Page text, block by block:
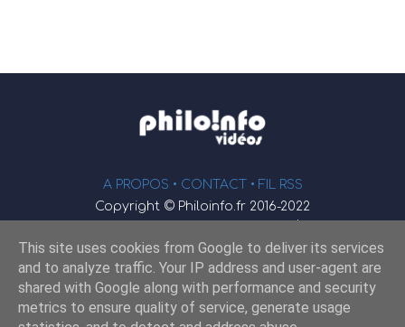
A PROPOS • CONTACT • FIL RSS
Copyright © Philoinfo.fr 2016-2022
φ
Webmaster : JEND
Retrouvez-nous sur
This site uses cookies from Google to deliver its services
and to analyze traffic. Your IP address and user-agent are
shared with Google along with performance and security
metrics to ensure quality of service, generate usage